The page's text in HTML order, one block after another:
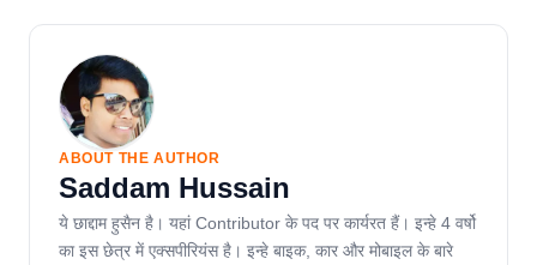
ABOUT THE AUTHOR
Saddam Hussain
ये छाद्दाम हुसैन है। यहां Contributor के पद पर कार्यरत हैं। इन्हे 4 वर्षो
का इस छेत्र में एक्सपीरियंस है। इन्हे बाइक, कार और मोबाइल के बारे